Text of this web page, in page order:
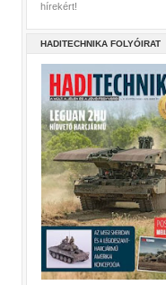
hírekért!
HADITECHNIKA FOLYÓIRAT